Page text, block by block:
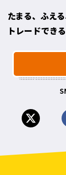
たまる、ふえる
トレードできる